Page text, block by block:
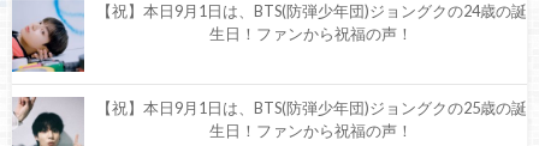
【祝】本日9月1日は、BTS(防弾少年団)ジョングクの24歳の誕
生日！ファンから祝福の声！
【祝】本日9月1日は、BTS(防弾少年団)ジョングクの25歳の誕
生日！ファンから祝福の声！